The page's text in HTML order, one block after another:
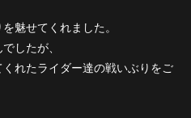
魅せてくれました。
したが、
れたライダー達の戦いぶりをご